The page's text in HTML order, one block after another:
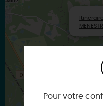
Pour votre